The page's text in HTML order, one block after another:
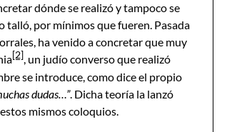
dónde se realizó y tampoco se
talló, por mínimos que fueren. Pasada
ha venido a concretar que muy
[2], un judío converso que realizó
se introduce, como dice el propio
dudas…”. Dicha teoría la lanzó
mismos coloquios.